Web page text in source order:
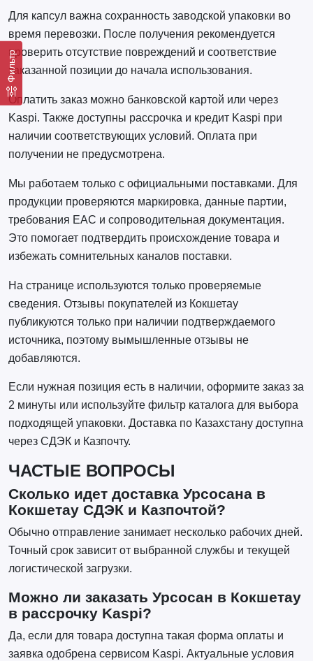
Фильтр
Для капсул важна сохранность заводской упаковки во
время перевозки. После получения рекомендуется
проверить отсутствие повреждений и соответствие
заказанной позиции до начала использования.
Оплатить заказ можно банковской картой или через
Kaspi. Также доступны рассрочка и кредит Kaspi при
наличии соответствующих условий. Оплата при
получении не предусмотрена.
Мы работаем только с официальными поставками. Для
продукции проверяются маркировка, данные партии,
требования ЕАС и сопроводительная документация.
Это помогает подтвердить происхождение товара и
избежать сомнительных каналов поставки.
На странице используются только проверяемые
сведения. Отзывы покупателей из Кокшетау
публикуются только при наличии подтверждаемого
источника, поэтому вымышленные отзывы не
добавляются.
Если нужная позиция есть в наличии, оформите заказ за
2 минуты или используйте фильтр каталога для выбора
подходящей упаковки. Доставка по Казахстану доступна
через СДЭК и Казпочту.
ЧАСТЫЕ ВОПРОСЫ
Сколько идет доставка Урсосана в
Кокшетау СДЭК и Казпочтой?
Обычно отправление занимает несколько рабочих дней.
Точный срок зависит от выбранной службы и текущей
логистической загрузки.
Можно ли заказать Урсосан в Кокшетау
в рассрочку Kaspi?
Да, если для товара доступна такая форма оплаты и
заявка одобрена сервисом Kaspi. Актуальные условия